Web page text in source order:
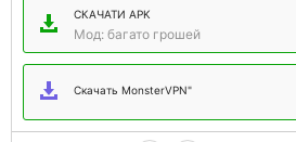
СКАЧАТИ APK
Мод: багато грошей
Скачать MonsterVPN"